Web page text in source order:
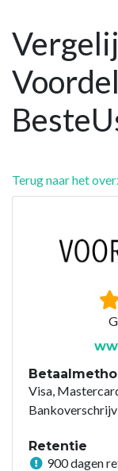
Terug naar het
Visa,
Retentie
900 dagen